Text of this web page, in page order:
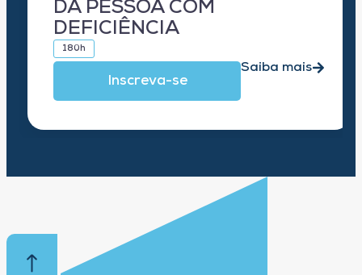
DA PESSOA COM
DEFICIÊNCIA
180h
Inscreva-se
Saiba mais